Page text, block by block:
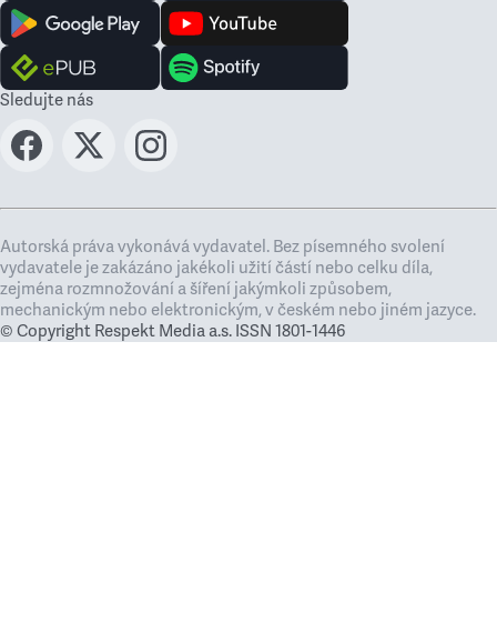
Sledujte nás
Autorská práva vykonává vydavatel. Bez písemného svolení
vydavatele je zakázáno jakékoli užití částí nebo celku díla,
zejména rozmnožování a šíření jakýmkoli způsobem,
mechanickým nebo elektronickým, v českém nebo jiném jazyce.
© Copyright Respekt Media a.s. ISSN 1801-1446